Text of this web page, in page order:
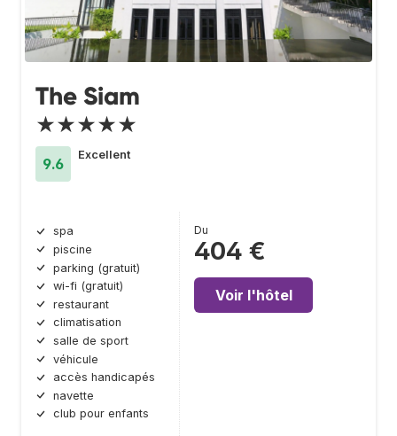
The Siam
★★★★★
9.6
Excellent
spa
piscine
parking (gratuit)
wi-fi (gratuit)
restaurant
climatisation
salle de sport
véhicule
accès handicapés
navette
club pour enfants
Du
404 €
Voir l'hôtel